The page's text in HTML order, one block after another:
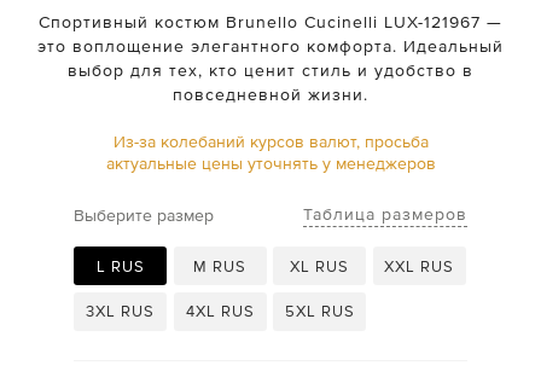
Спортивный костюм Brunello Cucinelli LUX-121967 —
это воплощение элегантного комфорта. Идеальный
выбор для тех, кто ценит стиль и удобство в
повседневной жизни.
Из-за колебаний курсов валют, просьба
актуальные цены уточнять у менеджеров
Выберите размер Таблица размеров
L RUS M RUS XL RUS XXL RUS
3XL RUS 4XL RUS 5XL RUS